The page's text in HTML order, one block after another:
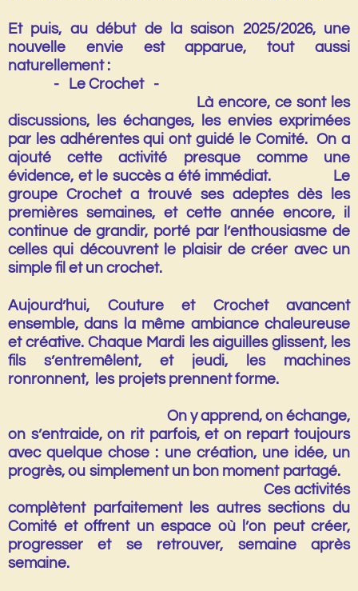
Et puis, au début de la saison 2025/2026, une
nouvelle envie est apparue, tout aussi
naturellement :
- Le Crochet -
Là encore, ce sont les
discussions, les échanges, les envies exprimées
par les adhérentes qui ont guidé le Comité. On a
ajouté cette activité presque comme une
évidence, et le succès a été immédiat. Le
groupe Crochet a trouvé ses adeptes dès les
premières semaines, et cette année encore, il
continue de grandir, porté par l’enthousiasme de
celles qui découvrent le plaisir de créer avec un
simple fil et un crochet.
Aujourd’hui, Couture et Crochet avancent
ensemble, dans la même ambiance chaleureuse
et créative. Chaque Mardi les aiguilles glissent, les
fils s’entremêlent, et jeudi, les machines
ronronnent, les projets prennent forme.
On y apprend, on échange,
on s’entraide, on rit parfois, et on repart toujours
avec quelque chose : une création, une idée, un
progrès, ou simplement un bon moment partagé.
Ces activités
complètent parfaitement les autres sections du
Comité et offrent un espace où l’on peut créer,
progresser et se retrouver, semaine après
semaine.